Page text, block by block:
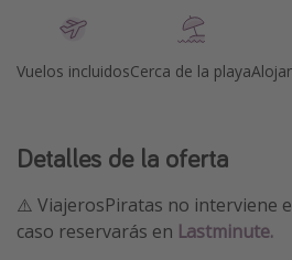
Vuelos incluidosCerca de la playa
Detalles de la oferta
⚠️ ViajerosPiratas no interviene
caso reservarás en Lastminute.